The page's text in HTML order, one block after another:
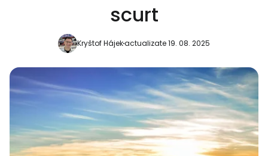
scurt
Kryštof Hájekactualizate 19. 08. 2025
Continuați cu Facebook
Continuați cu e-mailul